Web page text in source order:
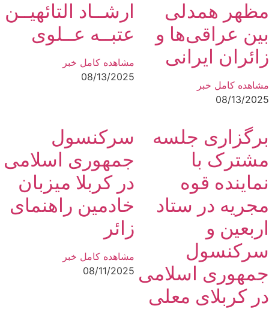
مظهر همدلی
بین عراقی‌ها و
زائران ایرانی
مشاهده کامل خبر
08/13/2025
ارشــاد التائهیــن
عتبــه عــلوی
مشاهده کامل خبر
08/13/2025
برگزاری جلسه
مشترک با
نماینده قوه
مجریه در ستاد
اربعین و
سرکنسول
جمهوری اسلامی
در کربلای معلی
سرکنسول
جمهوری اسلامی
در کربلا میزبان
خادمین راهنمای
زائر
مشاهده کامل خبر
08/11/2025